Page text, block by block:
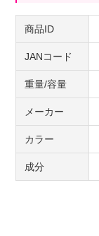
商品ID
JANコード
重量/容量
メーカー
カラー
成分